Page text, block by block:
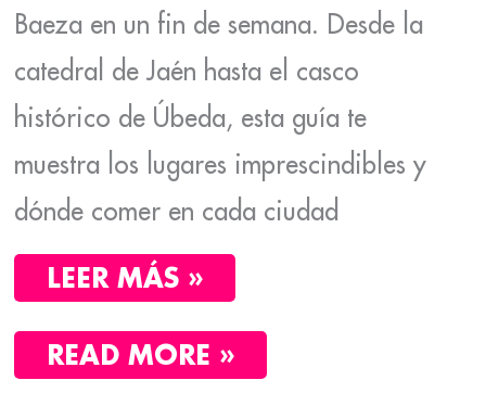
Baeza en un fin de semana. Desde la
catedral de Jaén hasta el casco
histórico de Úbeda, esta guía te
muestra los lugares imprescindibles y
dónde comer en cada ciudad
LEER MÁS »
READ MORE »